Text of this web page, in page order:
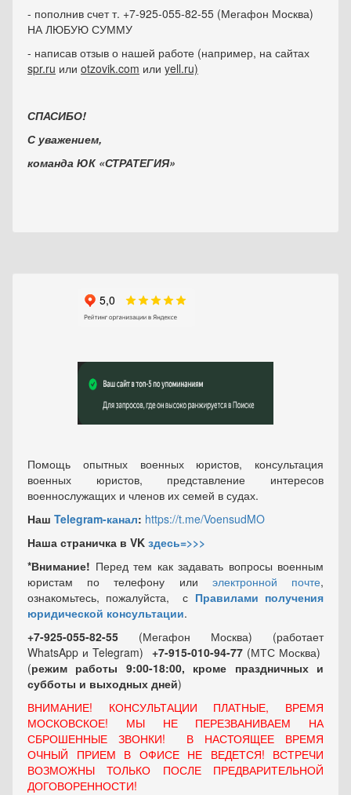
- пополнив счет т. +7-925-055-82-55 (Мегафон Москва)
НА ЛЮБУЮ СУММУ
- написав отзыв о нашей работе (например, на сайтах
spr.ru или otzovik.com или yell.ru)
СПАСИБО!
С уважением,
команда ЮК «СТРАТЕГИЯ»
Помощь опытных военных юристов, консультация
военных юристов, представление интересов
военнослужащих и членов их семей в судах.
Наш Telegram-канал: https://t.me/VoensudMO
Наша страничка в VK здесь=>>>
*Внимание! Перед тем как задавать вопросы военным
юристам по телефону или электронной почте,
ознакомьтесь, пожалуйста, с Правилами получения
юридической консультации.
+7-925-055-82-55 (Мегафон Москва) (работает
WhatsApp и Telegram) +7-915-010-94-77 (МТС Москва)
(режим работы 9:00-18:00, кроме праздничных и
субботы и выходных дней)
ВНИМАНИЕ! КОНСУЛЬТАЦИИ ПЛАТНЫЕ, ВРЕМЯ
МОСКОВСКОЕ! МЫ НЕ ПЕРЕЗВАНИВАЕМ НА
СБРОШЕННЫЕ ЗВОНКИ! В НАСТОЯЩЕЕ ВРЕМЯ
ОЧНЫЙ ПРИЕМ В ОФИСЕ НЕ ВЕДЕТСЯ! ВСТРЕЧИ
ВОЗМОЖНЫ ТОЛЬКО ПОСЛЕ ПРЕДВАРИТЕЛЬНОЙ
ДОГОВОРЕННОСТИ!